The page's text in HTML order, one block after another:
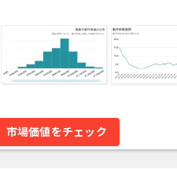
市場価値をチェック